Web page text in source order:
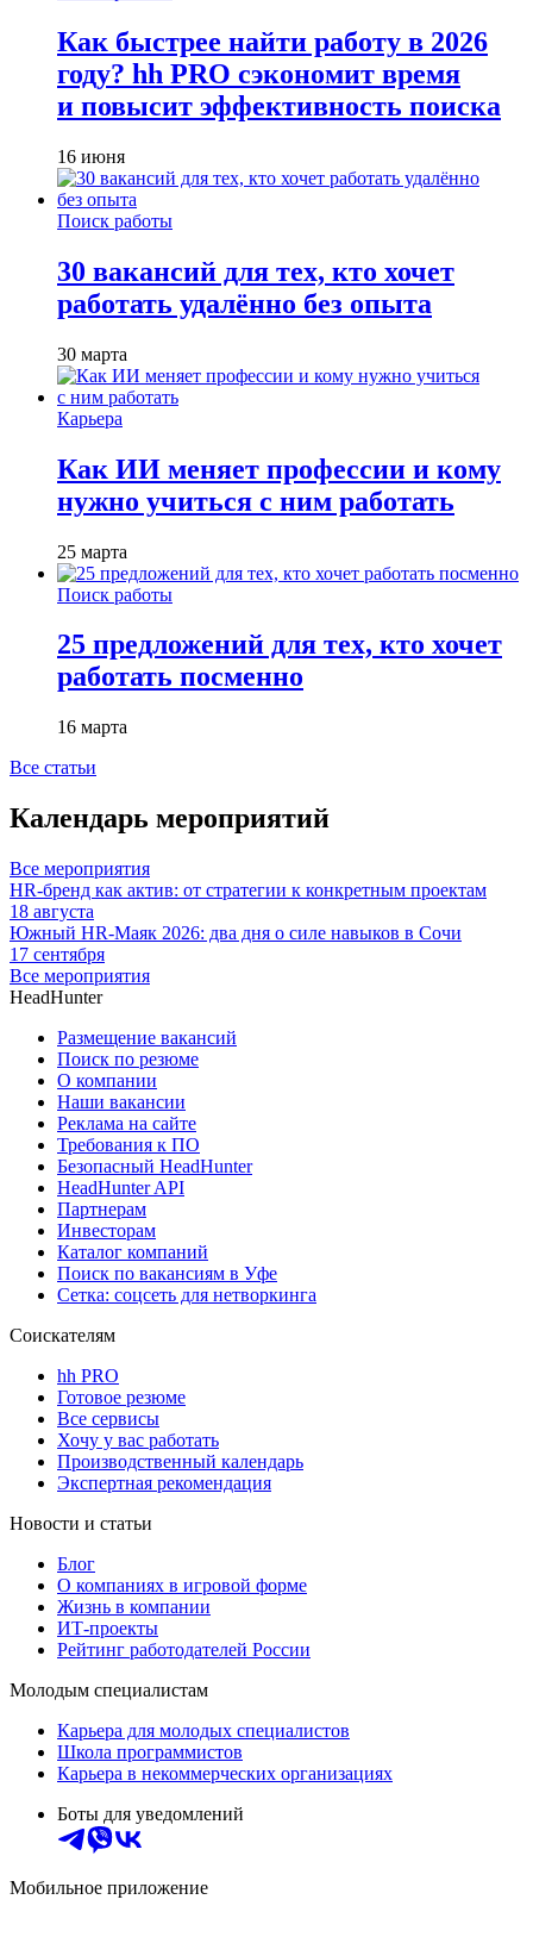
Как быстрее найти работу в 2026
году? hh PRO сэкономит время
и повысит эффективность поиска
16 июня
Поиск работы
30 вакансий для тех, кто хочет
работать удалённо без опыта
30 марта
Карьера
Как ИИ меняет профессии и кому
нужно учиться с ним работать
25 марта
Поиск работы
25 предложений для тех, кто хочет
работать посменно
16 марта
Все статьи
Календарь мероприятий
Все мероприятия
HR-бренд как актив: от стратегии к конкретным проектам
18 августа
Южный HR-Маяк 2026: два дня о силе навыков в Сочи
17 сентября
Все мероприятия
HeadHunter
Размещение вакансий
Поиск по резюме
О компании
Наши вакансии
Реклама на сайте
Требования к ПО
Безопасный HeadHunter
HeadHunter API
Партнерам
Инвесторам
Каталог компаний
Поиск по вакансиям в Уфе
Сетка: соцсеть для нетворкинга
Соискателям
hh PRO
Готовое резюме
Все сервисы
Хочу у вас работать
Производственный календарь
Экспертная рекомендация
Новости и статьи
Блог
О компаниях в игровой форме
Жизнь в компании
ИТ-проекты
Рейтинг работодателей России
Молодым специалистам
Карьера для молодых специалистов
Школа программистов
Карьера в некоммерческих организациях
Боты для уведомлений
Мобильное приложение